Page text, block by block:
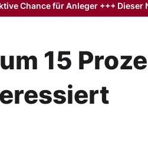
Chance für Anleger +++
15